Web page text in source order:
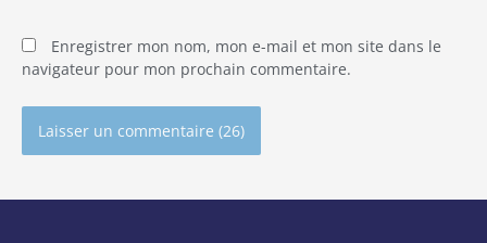
Enregistrer mon nom, mon e-mail et mon site dans le
navigateur pour mon prochain commentaire.